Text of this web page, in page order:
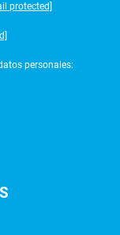
protected]
personales: